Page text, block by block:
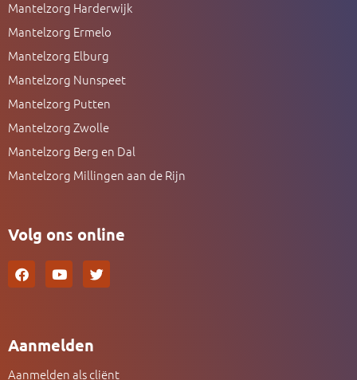
Mantelzorg Harderwijk
Mantelzorg Ermelo
Mantelzorg Elburg
Mantelzorg Nunspeet
Mantelzorg Putten
Mantelzorg Zwolle
Mantelzorg Berg en Dal
Mantelzorg Millingen aan de Rijn
Volg ons online
F
a
o
Y
o
e
T
w
Aanmelden
Aanmelden als cliënt